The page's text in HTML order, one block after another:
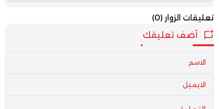
تعليقات الزوار (0)
أضف تعليقك